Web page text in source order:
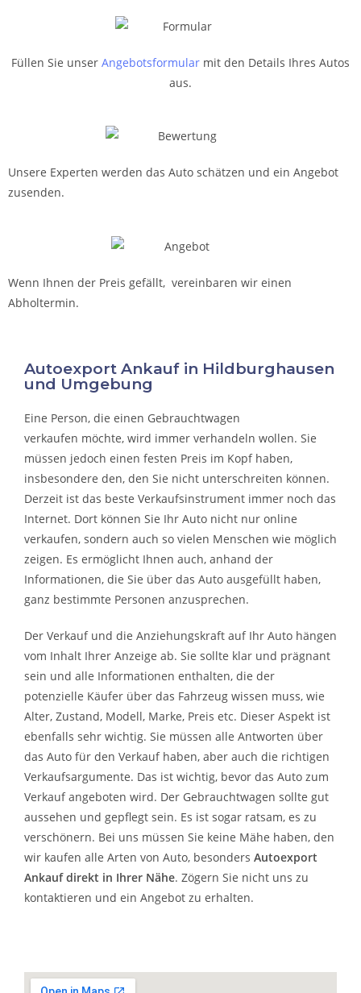
Füllen Sie unser Angebotsformular mit den Details Ihres Autos
aus.
Unsere Experten werden das Auto schätzen und ein Angebot
zusenden.
Wenn Ihnen der Preis gefällt, vereinbaren wir einen
Abholtermin.
Autoexport Ankauf in Hildburghausen
und Umgebung
Eine Person, die einen Gebrauchtwagen
verkaufen möchte, wird immer verhandeln wollen. Sie
müssen jedoch einen festen Preis im Kopf haben,
insbesondere den, den Sie nicht unterschreiten können.
Derzeit ist das beste Verkaufsinstrument immer noch das
Internet. Dort können Sie Ihr Auto nicht nur online
verkaufen, sondern auch so vielen Menschen wie möglich
zeigen. Es ermöglicht Ihnen auch, anhand der
Informationen, die Sie über das Auto ausgefüllt haben,
ganz bestimmte Personen anzusprechen.
Der Verkauf und die Anziehungskraft auf Ihr Auto hängen
vom Inhalt Ihrer Anzeige ab. Sie sollte klar und prägnant
sein und alle Informationen enthalten, die der
potenzielle Käufer über das Fahrzeug wissen muss, wie
Alter, Zustand, Modell, Marke, Preis etc. Dieser Aspekt ist
ebenfalls sehr wichtig. Sie müssen alle Antworten über
das Auto für den Verkauf haben, aber auch die richtigen
Verkaufsargumente. Das ist wichtig, bevor das Auto zum
Verkauf angeboten wird. Der Gebrauchtwagen sollte gut
aussehen und gepflegt sein. Es ist sogar ratsam, es zu
verschönern. Bei uns müssen Sie keine Mähe haben, den
wir kaufen alle Arten von Auto, besonders Autoexport
Ankauf direkt in Ihrer Nähe. Zögern Sie nicht uns zu
kontaktieren und ein Angebot zu erhalten.